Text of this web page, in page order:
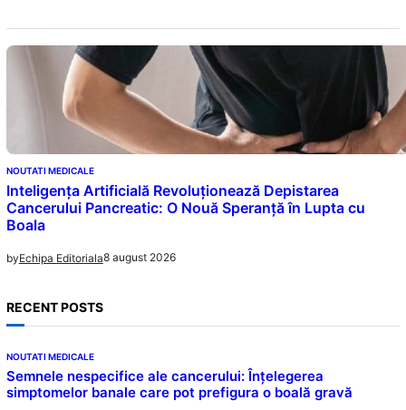
NOUTATI MEDICALE
Inteligența Artificială Revoluționează Depistarea
Cancerului Pancreatic: O Nouă Speranță în Lupta cu
Boala
byEchipa Editoriala8 august 2026
RECENT POSTS
NOUTATI MEDICALE
Semnele nespecifice ale cancerului: Înțelegerea
simptomelor banale care pot prefigura o boală gravă